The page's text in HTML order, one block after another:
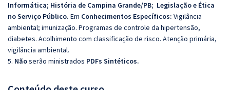
Informática; História de Campina Grande/PB; Legislação e Ética
no Serviço Público. Em Conhecimentos Específicos: Vigilância
ambiental; imunização. Programas de controle da hipertensão,
diabetes. Acolhimento com classificação de risco. Atenção primária,
vigilância ambiental.
5. Nãoserão ministrados PDFs Sintéticos.